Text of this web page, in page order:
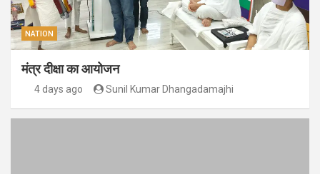
NATION
मंत्र दीक्षा का आयोजन
4 days ago Sunil Kumar Dhangadamajhi